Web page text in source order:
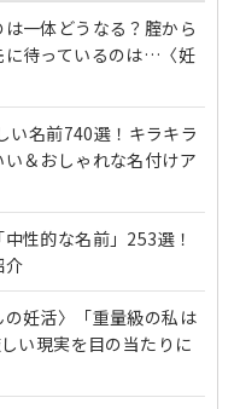
一体どうなる？腟から
に待っているのは…〈妊
い名前740選！キラキラ
＆おしゃれな名付けア
性的な名前」253選！
介
の妊活〉「重量級の私は
い現実を目の当たりに